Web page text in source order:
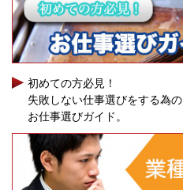
初めての方必見！
失敗しない仕事選びをする為の
お仕事選びガイド。